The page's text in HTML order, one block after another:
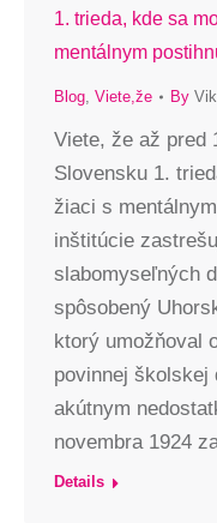
1. trieda, kde sa
mentálnym
Blog, Viete,že By
Viete, že až pred
Slovensku 1.
žiaci s
inštitúcie
slabomyseľných
spôsobený
ktorý umožňoval
povinnej školskej
akútnym
novembra 1924
Details